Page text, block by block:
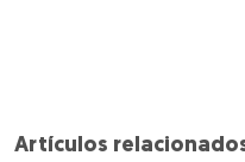
Artículos